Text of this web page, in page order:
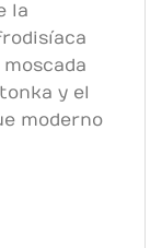
la
y el
moderno